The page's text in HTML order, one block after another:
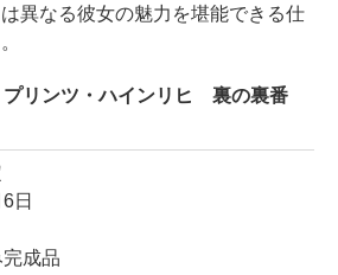
異なる彼女の魅力を堪能できる仕
プリンツ・ハインリヒ 裏の裏番
日
成品